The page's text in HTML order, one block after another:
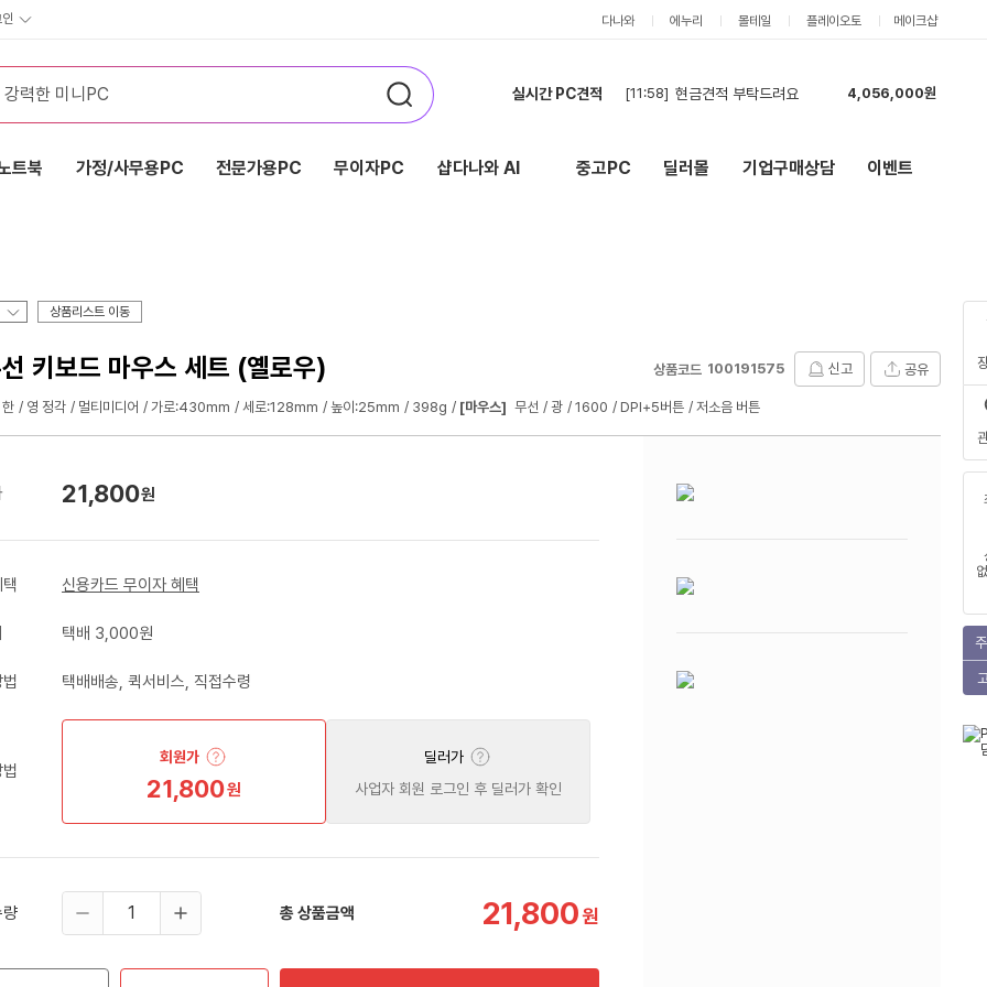
다나와 에누리 몰테일 플레이오토 메이크샵
실시간 PC견적 [11:58] 현금견적 부탁드려요
4,056,000원
[15:39] 견적 필요합니다
2,523,000원
5,189,000원
트북 가정/사무용PC 전문가용PC 무이자PC 샵다나와 AI 중고PC 딜러몰 기업구매상담 이벤트
상품리스트 이동
키보드 마우스 세트 (옐로우) 상품코드 100191575 신고 공유
한 영 정각 멀티미디어 가로:430mm 세로:128mm 높이:25mm 398g [마우스] 무선 광 1600 DPI+5버튼 저소음 버튼
21,800원
신용카드 무이자 혜택
택배 3,000원
택배배송, 퀵서비스, 직접수령
회원가
21,800원
딜러가
사업자 회원 로그인 후 딜러가 확인
량 총 상품금액 21,800원